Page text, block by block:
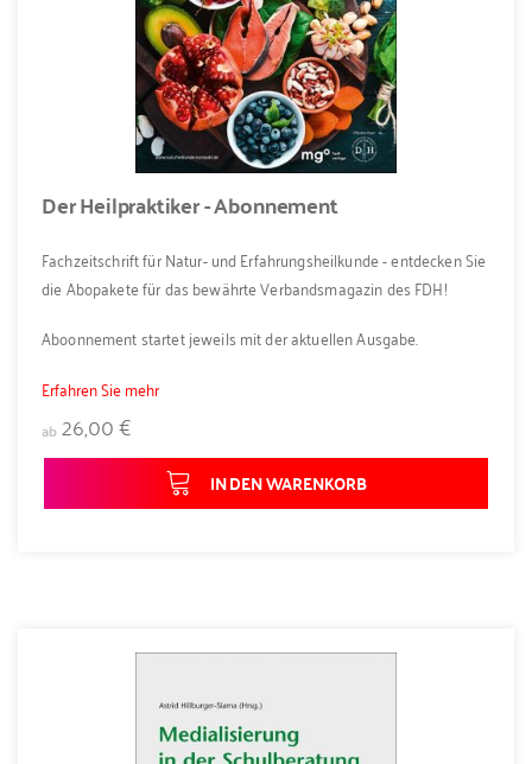
Der Heilpraktiker - Abonnement
Fachzeitschrift für Natur- und Erfahrungsheilkunde - entdecken Sie
die Abopakete für das bewährte Verbandsmagazin des FDH!
Aboonnement startet jeweils mit der aktuellen Ausgabe.
Erfahren Sie mehr
ab26,00 €
IN DEN WARENKORB